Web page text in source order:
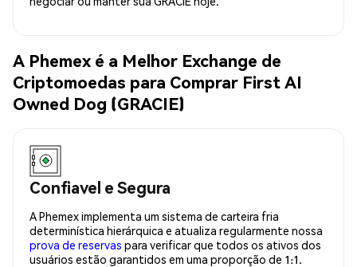
A Phemex é a Melhor Exchange de
Criptomoedas para Comprar First AI
Owned Dog (GRACIE)
Confiavel e Segura
A Phemex implementa um sistema de carteira fria
determinística hierárquica e atualiza regularmente nossa
prova de reservas para verificar que todos os ativos dos
usuários estão garantidos em uma proporção de 1:1.